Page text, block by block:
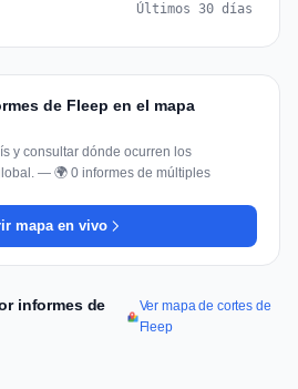
Últimos 30 días
de Fleep en el mapa
y consultar dónde ocurren los
— 🌍 0 informes de múltiples
mapa en vivo
informes de
Ver mapa de cortes de
Fleep